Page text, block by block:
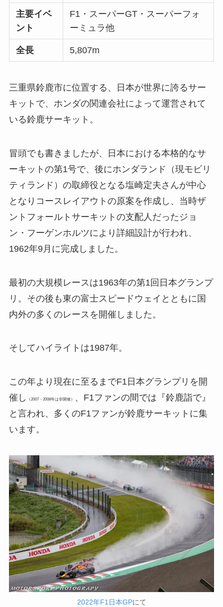
主要イベ
ント
F1・スーパーGT・スーパーフォ
ーミュラ他
全長 5,807m
三重県鈴鹿市に位置する、日本が世界に誇るサー
キットで、ホンダの関連会社によって運営されて
いる鈴鹿サーキット。
冒頭でも書きましたが、日本における本格的なサ
ーキットの第1号で、後にホンダランド（現モビリ
ティランド）の取締役となる塩崎定夫さんが中心
となりコースレイアウトの原案を作成し、当時ザ
ントフォールトサーキットの支配人だったジョ
ン・フーゲンホルツにより詳細設計が行われ、
1962年9月に完成しました。
最初の大規模レースは1963年の第1回日本グランプ
リ。その後も東の富士スピードウェイとともに国
内外の多くのレースを開催しました。
そしてハイライトは1987年。
この年より現在に至るまでF1日本グランプリを開
催し
（2007・2008年は非開催）
、F1ファンの間では『鈴鹿詣で』
と言われ、多くのF1ファンが鈴鹿サーキットに集
います。
2022年F1日本GPにて